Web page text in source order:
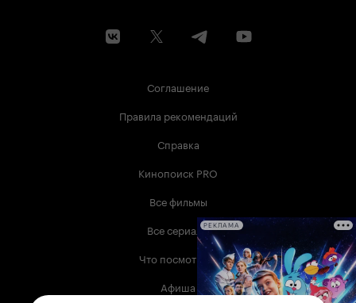
Соглашение
Правила рекомендаций
Справка
Кинопоиск PRO
Все фильмы
Все сериалы
Что посмотреть
Афиша
РЕКЛАМА